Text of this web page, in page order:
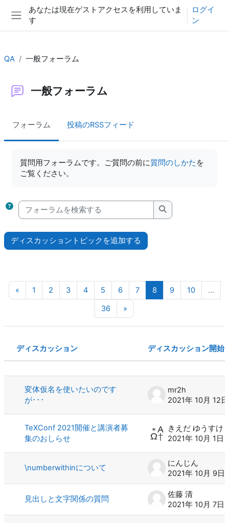
メインコンテンツへスキップする
サイドパネル
あなたは現在ゲストアクセスを利用していま
す
ログイ
ン
QA 一般フォーラム
一般フォーラム
フォーラム 投稿のRSSフィード
質問用フォーラムです。ご質問の前に質問のしかた を
ご覧ください。
フォーラムを検索する
フォーラムを検索
ディスカッショントピックを追加する
«前のページ
1 ページ 1
2ページ 2
3ページ 3
4ページ 4
5ページ 5
6ページ 6
7ページ 7
8ページ 8
9ページ 9
10ページ 10
…
36ページ 36
»
ステータス
ディスカッション ディスカッション開始
変体仮名を使いたいのです
が･･･
mr2h
2021年 10月 12日
TeXConf 2021開催と講演者募
集のおしらせ
きえだ ゆうすけ
2021年 10月 1日
\numberwithinについて
にんじん
2021年 10月 9日
見出しと文字関係の質問
佐藤 清
2021年 10月 7日